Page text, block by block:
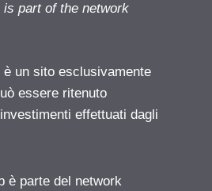
part of the network
un sito esclusivamente
essere ritenuto
effettuati dagli
è parte del network